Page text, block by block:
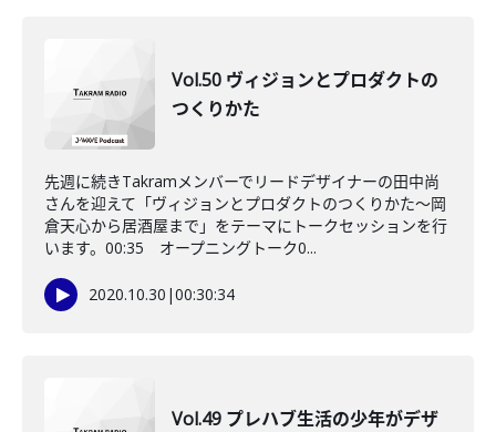
Vol.50 ヴィジョンとプロダクトの
つくりかた
先週に続きTakramメンバーでリードデザイナーの田中尚
さんを迎えて「ヴィジョンとプロダクトのつくりかた～岡
倉天心から居酒屋まで」をテーマにトークセッションを行
います。00:35 オープニングトーク0...
2020.10.30 |00:30:34
Vol.49 プレハブ生活の少年がデザ